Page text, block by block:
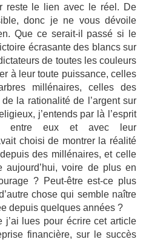
reste le lien avec le réel. De
donc je ne vous dévoile
Que ce serait-il passé si le
écrasante des blancs sur
de toutes les couleurs
à leur toute puissance, celles
millénaires, celles des
la rationalité de l’argent sur
j’entends par là l’esprit
entre eux et avec leur
choisi de montrer la réalité
des millénaires, et celle
aujourd’hui, voire de plus en
? Peut-être est-ce plus
chose qui semble naître
depuis quelques années ?
j’ai lues pour écrire cet article
financière, sur le succès